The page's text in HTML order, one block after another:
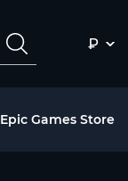
₽
Epic Games Store